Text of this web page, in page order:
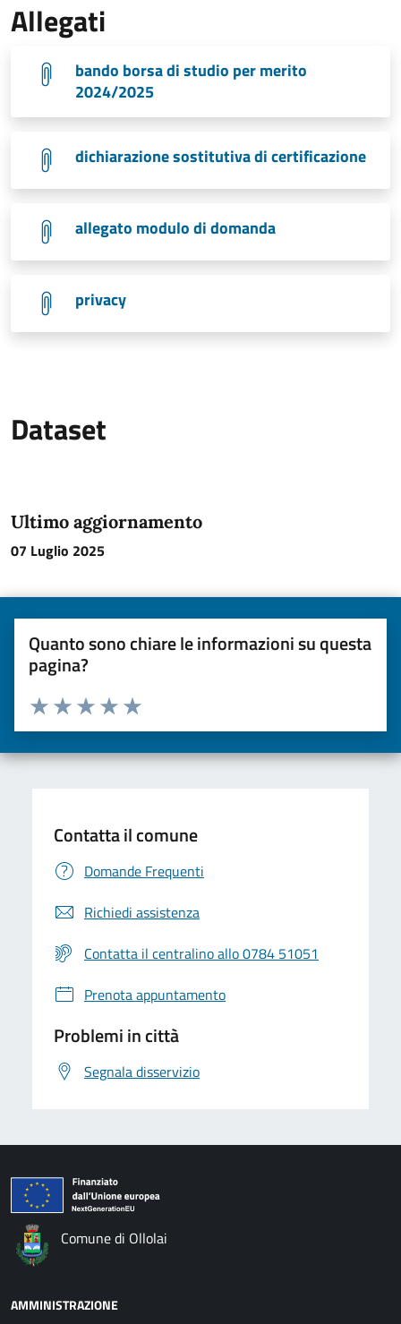
Allegati
bando borsa di studio per merito
2024/2025
dichiarazione sostitutiva di certificazione
allegato modulo di domanda
privacy
Dataset
Ultimo aggiornamento
07 Luglio 2025
Quanto sono chiare le informazioni su questa
pagina?
Valuta da 1 a 5 stelle la pagina
Valuta 5 stelle su 5
Valuta 4 stelle su 5
Valuta 3 stelle su 5
Valuta 2 stelle su 5
Valuta una stella su 5
Contatta il comune
Domande Frequenti
Richiedi assistenza
Contatta il centralino allo 0784 51051
Prenota appuntamento
Problemi in città
Segnala disservizio
Comune di Ollolai
AMMINISTRAZIONE